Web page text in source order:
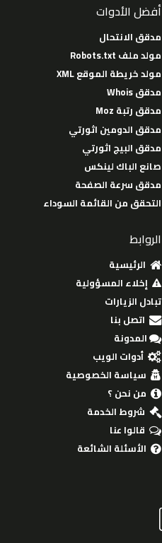
أفضل الأدوات
مدقق الانتحال
مولد ملف Robots.txt
مولد خريطة الموقع XML
مدقق Whois
مدقق رتبة Moz
مدقق الدومين اثورتي
مدقق البيج اثورتي
صانع الباك لينكس
مدقق سرعة الصفحة
التحقق من القائمة السوداء
الروابط
الرئيسية
إخلاء المسؤولية
تبادل الزيارات
اتصل بنا
المدونة
أدوات الويب
سياسة الخصوصية
من نحن ؟
شروط الخدمة
قالوا عنا
الأسئلة الشائعة